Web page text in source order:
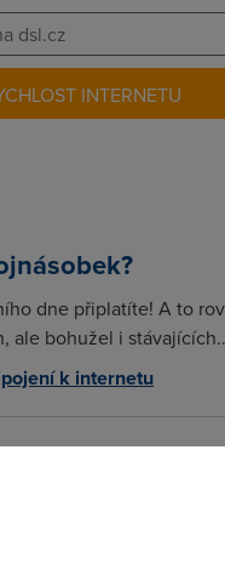
INTERNETU
dne připlatíte! A to
ale bohužel i
k internetu
Je opravdu tak dobrý...